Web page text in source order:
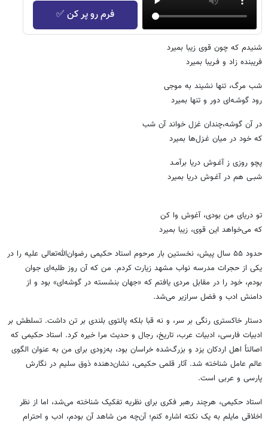
فرم رو پر کن ✅
شنیدم که چون قوی زیبا بمیرد
فریبنده زاد و فـریبا بمیرد
شب مرگ، تنها نشیند به موجی
رود گوشـه‌ای دور و تنها بمیرد
در آن گوشه،چندان غزل خواند آن شب
که خود در میان غـزل‌ها بمیرد
پچو روزی ز آغـوش دریا برآمـد
شبـی هم در آغـوش دریا بمیرد
تو دریای من بودی، آغوش وا کن
که می‌خواهد این قوی، زیبا بمیرد
حدود ۵۵ سال پیش، نخستین بار مرحوم استاد حکیمی رضوان‌الله‌تعالی علیه را در
یکی از حجرات مدرسه نواب مشهد زیارت کردم. من که آن روز طلبه‌ای جوان
بودم، خود را در مقابل مردی یافتم که «جهان بنشسته در گوشه‌ای» بود و از
دامنش ادب و فضل سرازیر می‌شد.
دستار خاکستری رنگی بر سر، و نه قبا بلکه پالتوی بلندی بر تن داشت. تسلطش بر
ادبیات فارسی، ادبیات عرب، تاریخ، رجال و حدیث مرا خیره کرد. استاد حکیمی که
اصالتاً اهل اردکان یزد و بزرگ‌شده خراسان بود، به‌زودی برای من به عنوان الگوی
عالم عامل شناخته شد. آثار قلمی حکیمی، نشان‌دهنده ذوق سلیم در نگارش
پارسی و عربی است.
استاد حکیمی، هرچند رهبر فکری برای نظریه تفکیک شناخته می‌شد، اما از نظر
اخلاقی مایلم به یک نکته اشاره کنم؛ آن‌چه من شاهد آن بودم، ادب و احترام